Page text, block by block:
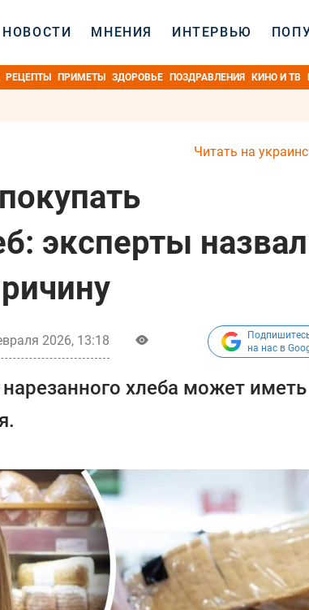
НОВОСТИ МНЕНИЯ ИНТЕРВЬЮ
РЕЦЕПТЫ ПРИМЕТЫ ЗДОРОВЬЕ ПОЗДРАВЛЕНИЯ КИНО И ТВ
Читать на
эксперты
2026, 13:18
на нас в
хлеба может иметь